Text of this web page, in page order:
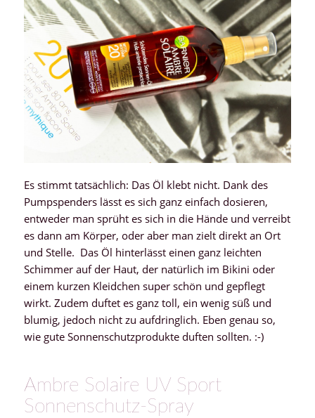
Es stimmt tatsächlich: Das Öl klebt nicht. Dank des
Pumpspenders lässt es sich ganz einfach dosieren,
entweder man sprüht es sich in die Hände und verreibt
es dann am Körper, oder aber man zielt direkt an Ort
und Stelle. Das Öl hinterlässt einen ganz leichten
Schimmer auf der Haut, der natürlich im Bikini oder
einem kurzen Kleidchen super schön und gepflegt
wirkt. Zudem duftet es ganz toll, ein wenig süß und
blumig, jedoch nicht zu aufdringlich. Eben genau so,
wie gute Sonnenschutzprodukte duften sollten. :-)
Ambre Solaire UV Sport
Sonnenschutz-Spray